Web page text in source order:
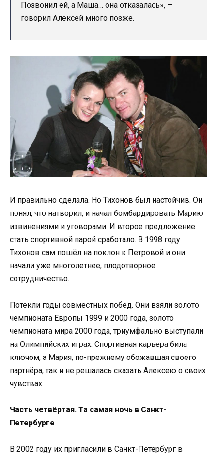
Позвонил ей, а Маша… она отказалась», —
говорил Алексей много позже.
И правильно сделала. Но Тихонов был настойчив. Он
понял, что натворил, и начал бомбардировать Марию
извинениями и уговорами. И второе предложение
стать спортивной парой сработало. В 1998 году
Тихонов сам пошёл на поклон к Петровой и они
начали уже многолетнее, плодотворное
сотрудничество.
Потекли годы совместных побед. Они взяли золото
чемпионата Европы 1999 и 2000 года, золото
чемпионата мира 2000 года, триумфально выступали
на Олимпийских играх. Спортивная карьера била
ключом, а Мария, по-прежнему обожавшая своего
партнёра, так и не решалась сказать Алексею о своих
чувствах.
Часть четвёртая. Та самая ночь в Санкт-
Петербурге
В 2002 году их пригласили в Санкт-Петербург в